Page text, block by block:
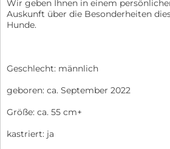
Wir geben Ihnen in einem
Auskunft über die Besonderheiten
Hunde.
Geschlecht: männlich
geboren: ca. September 2022
Größe: ca. 55 cm+
kastriert: ja